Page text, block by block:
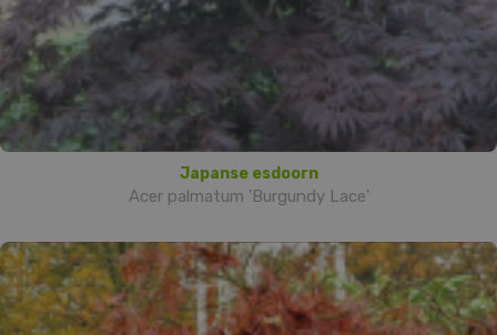
Japanse esdoorn
Acer palmatum 'Burgundy Lace'